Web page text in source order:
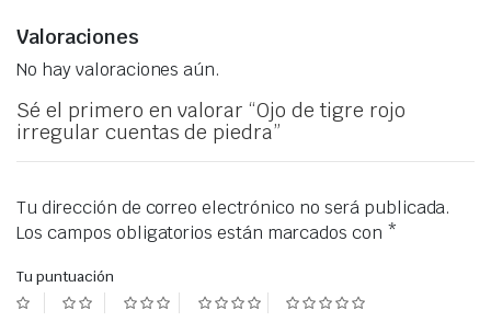
Valoraciones
No hay valoraciones aún.
Sé el primero en valorar “Ojo de tigre rojo
irregular cuentas de piedra”
Tu dirección de correo electrónico no será publicada.
Los campos obligatorios están marcados con *
Tu puntuación